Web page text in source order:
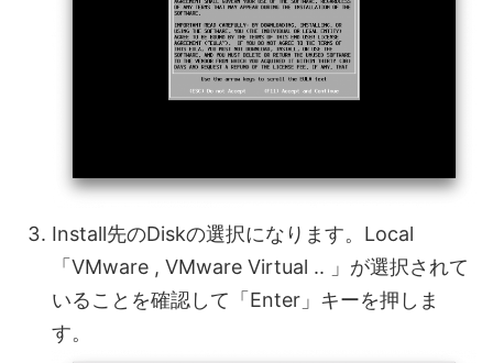
Install先のDiskの選択になります。Local
「VMware , VMware Virtual .. 」が選択されて
いることを確認して「Enter」キーを押しま
す。